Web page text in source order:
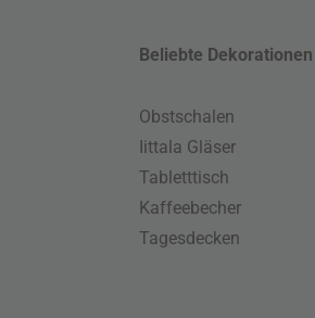
Beliebte Dekorationen
Obstschalen
Iittala Gläser
Tabletttisch
Kaffeebecher
Tagesdecken